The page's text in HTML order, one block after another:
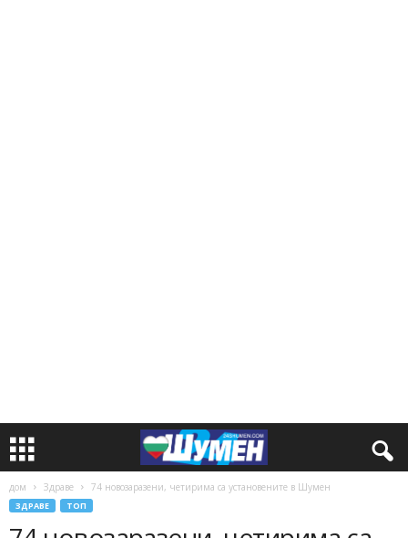
дом Здраве 74 новозаразени, четирима са установените в Шумен
ЗДРАВЕ ТОП